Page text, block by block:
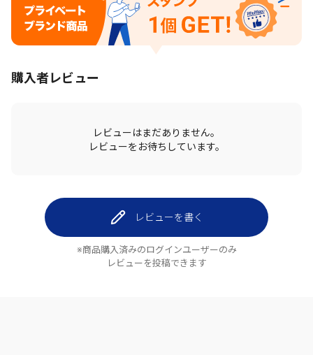
購入者レビュー
レビューはまだありません。
レビューをお待ちしています。
レビューを書く
※商品購入済みのログインユーザーのみ
レビューを投稿できます